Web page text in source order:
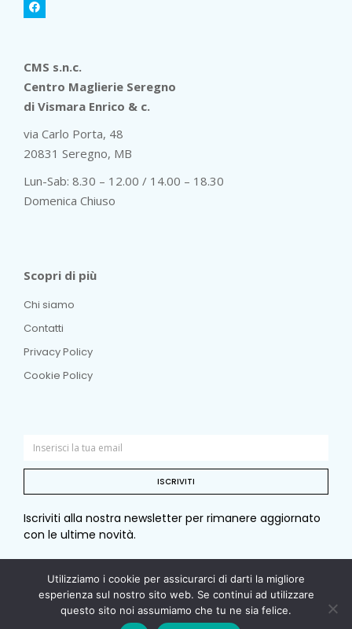
CMS s.n.c.
Centro Maglierie Seregno
di Vismara Enrico & c.
via Carlo Porta, 48
20831 Seregno, MB
Lun-Sab: 8.30 – 12.00 / 14.00 – 18.30
Domenica Chiuso
Scopri di più
Chi siamo
Contatti
Privacy Policy
Cookie Policy
ISCRIVITI
Iscriviti alla nostra newsletter per rimanere aggiornato
con le ultime novità.
© Copyright 2026 Sotto e sopra. Tutti i diritti riservati. –
Utilizziamo i cookie per assicurarci di darti la migliore
esperienza sul nostro sito web. Se continui ad utilizzare
questo sito noi assumiamo che tu ne sia felice.